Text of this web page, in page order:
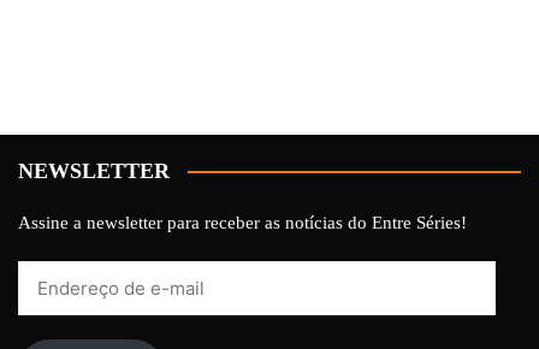
NEWSLETTER
Assine a newsletter para receber as notícias do Entre Séries!